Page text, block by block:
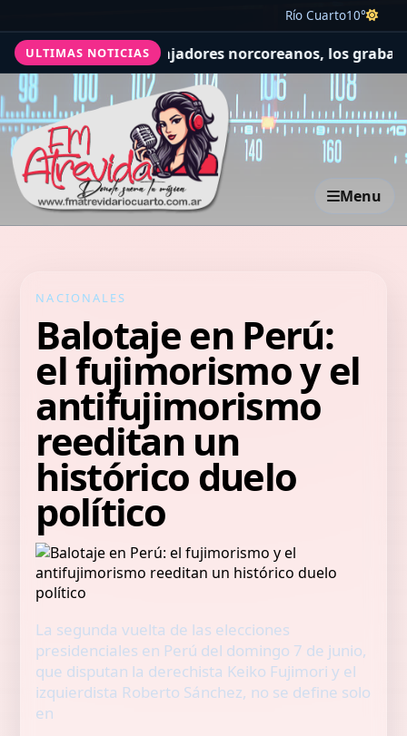
Río Cuarto10°
ULTIMAS NOTICIAS
de trabajadores norcoreanos, los grabaron y lo
Menu
NACIONALES
Balotaje en Perú:
el fujimorismo y el
antifujimorismo
reeditan un
histórico duelo
político
La segunda vuelta de las elecciones
presidenciales en Perú del domingo 7 de junio,
que disputan la derechista Keiko Fujimori y el
izquierdista Roberto Sánchez, no se define solo
en